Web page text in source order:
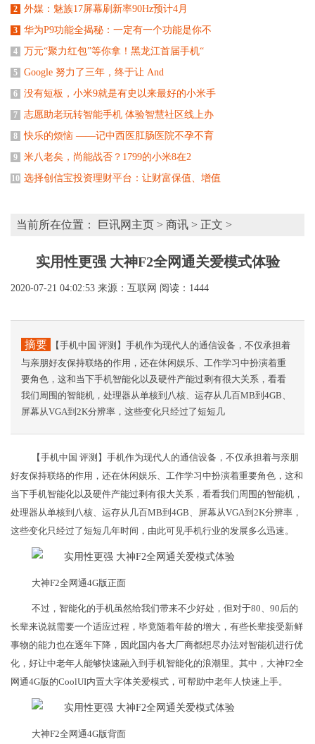
2 外媒：魅族17屏幕刷新率90Hz预计4月
3 华为P9功能全揭秘：一定有一个功能是你不
4 万元“聚力红包”等你拿！黑龙江首届手机“
5 Google 努力了三年，终于让 And
6 没有短板，小米9就是有史以来最好的小米手
7 志愿助老玩转智能手机 体验智慧社区线上办
8 快乐的烦恼 ——记中西医肛肠医院不孕不育
9 米八老矣，尚能战否？1799的小米8在2
10 选择创信宝投资理财平台：让财富保值、增值
当前所在位置： 巨讯网主页 > 商讯 > 正文 >
实用性更强 大神F2全网通关爱模式体验
2020-07-21 04:02:53 来源：互联网 阅读：1444
摘要
【手机中国 评测】手机作为现代人的通信设备，不仅承担着
与亲朋好友保持联络的作用，还在休闲娱乐、工作学习中扮演着重
要角色，这和当下手机智能化以及硬件产能过剩有很大关系，看看
我们周围的智能机，处理器从单核到八核、运存从几百MB到4GB、
屏幕从VGA到2K分辨率，这些变化只经过了短短几
【手机中国 评测】手机作为现代人的通信设备，不仅承担着与亲朋
好友保持联络的作用，还在休闲娱乐、工作学习中扮演着重要角色，这和
当下手机智能化以及硬件产能过剩有很大关系，看看我们周围的智能机，
处理器从单核到八核、运存从几百MB到4GB、屏幕从VGA到2K分辨率，
这些变化只经过了短短几年时间，由此可见手机行业的发展多么迅速。
大神F2全网通4G版正面
不过，智能化的手机虽然给我们带来不少好处，但对于80、90后的
长辈来说就需要一个适应过程，毕竟随着年龄的增大，有些长辈接受新鲜
事物的能力也在逐年下降，因此国内各大厂商都想尽办法对智能机进行优
化，好让中老年人能够快速融入到手机智能化的浪潮里。其中，大神F2全
网通4G版的CoolUI内置大字体关爱模式，可帮助中老年人快速上手。
大神F2全网通4G版背面